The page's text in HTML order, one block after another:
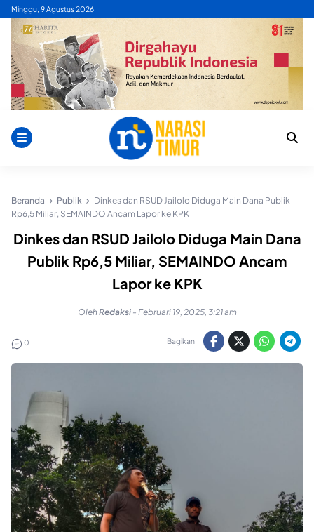
Skip
content
Minggu, 9 Agustus 2026
Beranda Publik
Dinkes dan RSUD Jailolo Diduga Main Dana Publik
Rp6,5 Miliar, SEMAINDO Ancam Lapor ke KPK
Dinkes dan RSUD Jailolo Diduga Main Dana
Publik Rp6,5 Miliar, SEMAINDO Ancam
Lapor ke KPK
OlehRedaksi - Februari 19, 2025, 3:21 am
0 Bagikan: